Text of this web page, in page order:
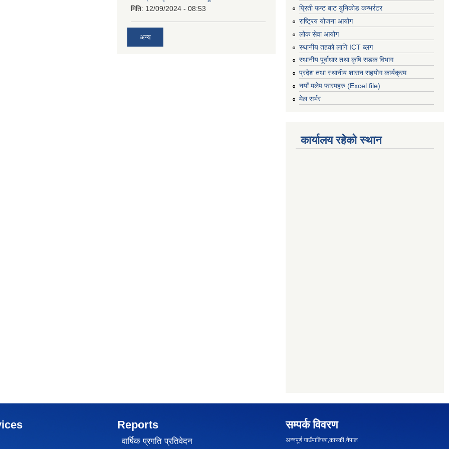
मिति: 12/09/2024 - 08:53
अन्य
प्रिती फन्ट बाट युनिकोड कन्भर्रटर
राष्ट्रिय योजना आयोग
लोक सेवा आयोग
स्थानीय तहको लागि ICT ब्लग
स्थानीय पूर्वाधार तथा कृषि सडक विभाग
प्रदेश तथा स्थानीय शासन सहयोग कार्यक्रम
नयाँ मलेप फारमहरु (Excel file)
मेल सर्भर
कार्यालय रहेको स्थान
Reports
वार्षिक प्रगति प्रतिवेदन
सम्पर्क विवरण
अन्नपूर्ण गाउँपालिका,कास्की,नेपाल